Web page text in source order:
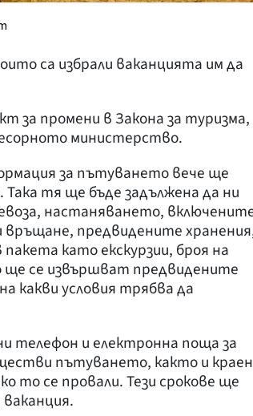
са избрали ваканцията им да
за промени в Закона за туризма,
министерство.
за пътуването вече ще
тя ще бъде задължена да ни
настаняването,
връщане, предвидените
като екскурзии, броя на
се извършват предвидените
какви условия трябва да
телефон и електронна поща за
пътуването, както и краен
то се провали. Тези срокове ще